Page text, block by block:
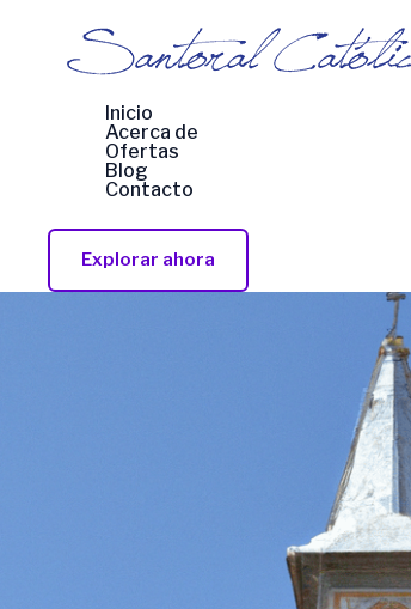
contenido
Inicio
Acerca de
Ofertas
Blog
Contacto
Explorar ahora